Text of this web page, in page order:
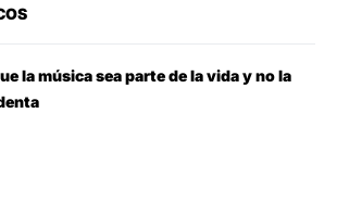
la música sea parte de la vida y no la